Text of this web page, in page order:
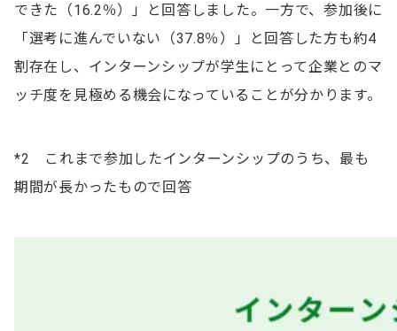
できた（16.2％）」と回答しました。一方で、参加後に
「選考に進んでいない（37.8％）」と回答した方も約4
割存在し、インターンシップが学生にとって企業とのマ
ッチ度を見極める機会になっていることが分かります。
*2 これまで参加したインターンシップのうち、最も
期間が長かったもので回答